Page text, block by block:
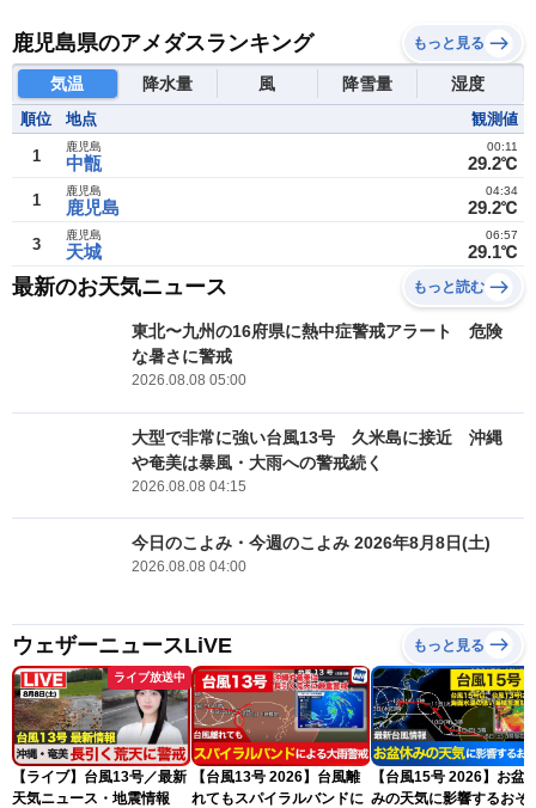
鹿児島県のアメダスランキング もっと見る
気温 降水量 風 降雪量 湿度
順位 地点 観測値
1 中甑
鹿児島
29.2℃
00:11
1 鹿児島
鹿児島
29.2℃
04:34
3 天城
鹿児島
29.1℃
06:57
最新のお天気ニュース もっと読む
東北〜九州の16府県に熱中症警戒アラート 危険
な暑さに警戒
2026.08.08 05:00
大型で非常に強い台風13号 久米島に接近 沖縄
や奄美は暴風・大雨への警戒続く
2026.08.08 04:15
今日のこよみ・今週のこよみ 2026年8月8日(土)
2026.08.08 04:00
ウェザーニュースLiVE もっと見る
ライブ放送中
【ライブ】台風13号／最新
天気ニュース・地震情報
【台風13号 2026】台風離
れてもスパイラルバンドに
【台風15号 2026】お盆
みの天気に影響するおそ